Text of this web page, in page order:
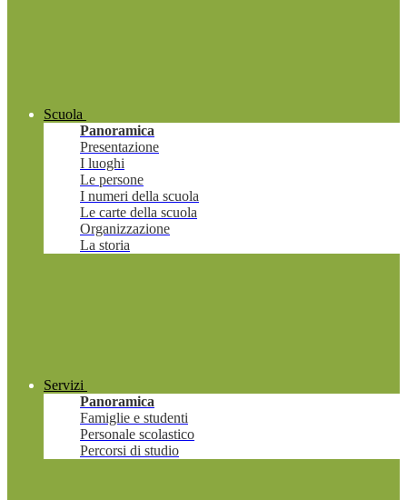
Scuola
Panoramica
Presentazione
I luoghi
Le persone
I numeri della scuola
Le carte della scuola
Organizzazione
La storia
Servizi
Panoramica
Famiglie e studenti
Personale scolastico
Percorsi di studio